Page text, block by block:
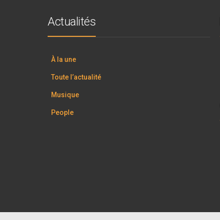
Actualités
À la une
Toute l’actualité
Musique
People